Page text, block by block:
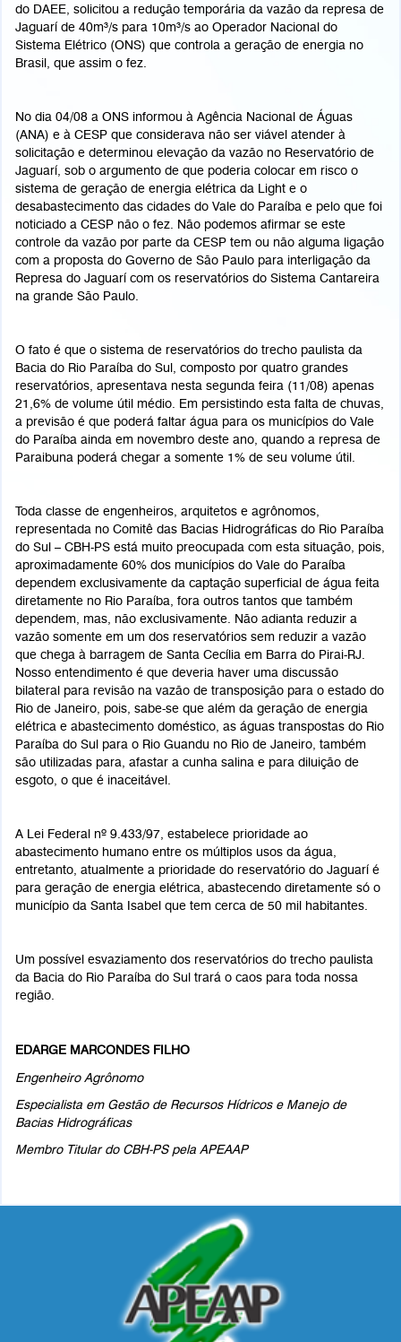
do DAEE, solicitou a redução temporária da vazão da represa de
Jaguarí de 40m³/s para 10m³/s ao Operador Nacional do
Sistema Elétrico (ONS) que controla a geração de energia no
Brasil, que assim o fez.
No dia 04/08 a ONS informou à Agência Nacional de Águas
(ANA) e à CESP que considerava não ser viável atender à
solicitação e determinou elevação da vazão no Reservatório de
Jaguarí, sob o argumento de que poderia colocar em risco o
sistema de geração de energia elétrica da Light e o
desabastecimento das cidades do Vale do Paraíba e pelo que foi
noticiado a CESP não o fez. Não podemos afirmar se este
controle da vazão por parte da CESP tem ou não alguma ligação
com a proposta do Governo de São Paulo para interligação da
Represa do Jaguarí com os reservatórios do Sistema Cantareira
na grande São Paulo.
O fato é que o sistema de reservatórios do trecho paulista da
Bacia do Rio Paraíba do Sul, composto por quatro grandes
reservatórios, apresentava nesta segunda feira (11/08) apenas
21,6% de volume útil médio. Em persistindo esta falta de chuvas,
a previsão é que poderá faltar água para os municípios do Vale
do Paraíba ainda em novembro deste ano, quando a represa de
Paraibuna poderá chegar a somente 1% de seu volume útil.
Toda classe de engenheiros, arquitetos e agrônomos,
representada no Comitê das Bacias Hidrográficas do Rio Paraíba
do Sul – CBH-PS está muito preocupada com esta situação, pois,
aproximadamente 60% dos municípios do Vale do Paraíba
dependem exclusivamente da captação superficial de água feita
diretamente no Rio Paraíba, fora outros tantos que também
dependem, mas, não exclusivamente. Não adianta reduzir a
vazão somente em um dos reservatórios sem reduzir a vazão
que chega à barragem de Santa Cecília em Barra do Pirai-RJ.
Nosso entendimento é que deveria haver uma discussão
bilateral para revisão na vazão de transposição para o estado do
Rio de Janeiro, pois, sabe-se que além da geração de energia
elétrica e abastecimento doméstico, as águas transpostas do Rio
Paraíba do Sul para o Rio Guandu no Rio de Janeiro, também
são utilizadas para, afastar a cunha salina e para diluição de
esgoto, o que é inaceitável.
A Lei Federal nº 9.433/97, estabelece prioridade ao
abastecimento humano entre os múltiplos usos da água,
entretanto, atualmente a prioridade do reservatório do Jaguarí é
para geração de energia elétrica, abastecendo diretamente só o
município da Santa Isabel que tem cerca de 50 mil habitantes.
Um possível esvaziamento dos reservatórios do trecho paulista
da Bacia do Rio Paraíba do Sul trará o caos para toda nossa
região.
EDARGE MARCONDES FILHO
Engenheiro Agrônomo
Especialista em Gestão de Recursos Hídricos e Manejo de
Bacias Hidrográficas
Membro Titular do CBH-PS pela APEAAP